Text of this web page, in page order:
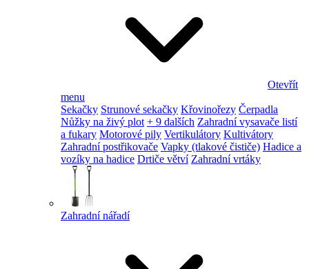
Otevřít
menu
Sekačky Strunové sekačky Křovinořezy Čerpadla
Nůžky na živý plot + 9 dalších Zahradní vysavače listí
a fukary Motorové pily Vertikulátory Kultivátory
Zahradní postřikovače Vapky (tlakové čističe) Hadice a
vozíky na hadice Drtiče větví Zahradní vrtáky
Zahradní nářadí